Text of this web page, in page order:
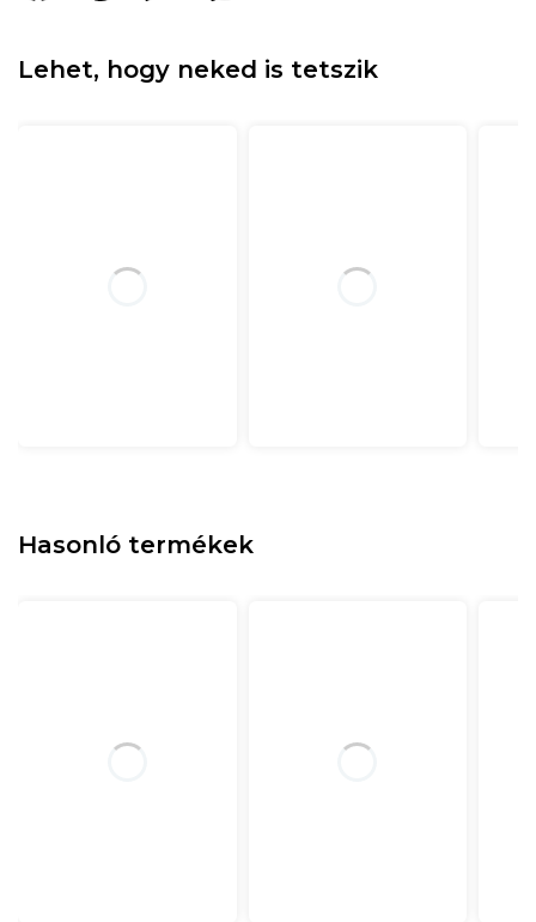
Lehet, hogy neked is tetszik
Hasonló termékek